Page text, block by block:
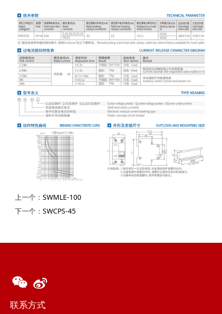
上一个： SWMLE-100
下一个： SWCPS-45
联系方式